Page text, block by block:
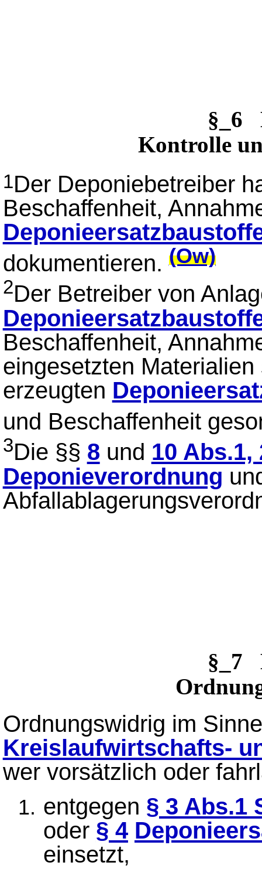
§_6
Kontrolle
1Der Deponiebetreiber
Beschaffenheit,
dokumentieren.(Ow)
2Der Betreiber von
Beschaffenheit,
eingesetzten
erzeugten
und Beschaffenheit
3Die §§ 8 und 10 Abs.1,
Deponieverordnung
§_7
Ordnungswidrig im
Kreislaufwirtschafts-
wer vorsätzlich oder
entgegen § 3 Abs.1
oder § 4
einsetzt,